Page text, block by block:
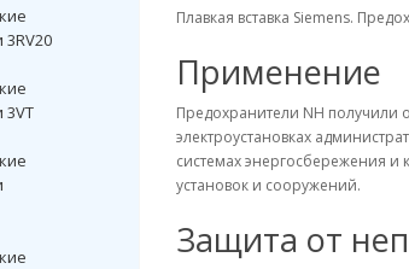
Плавкая вставка Siemens.
Применение
Предохранители NH получили
электроустановках
системах энергосбережения и
установок и сооружений.
Защита от